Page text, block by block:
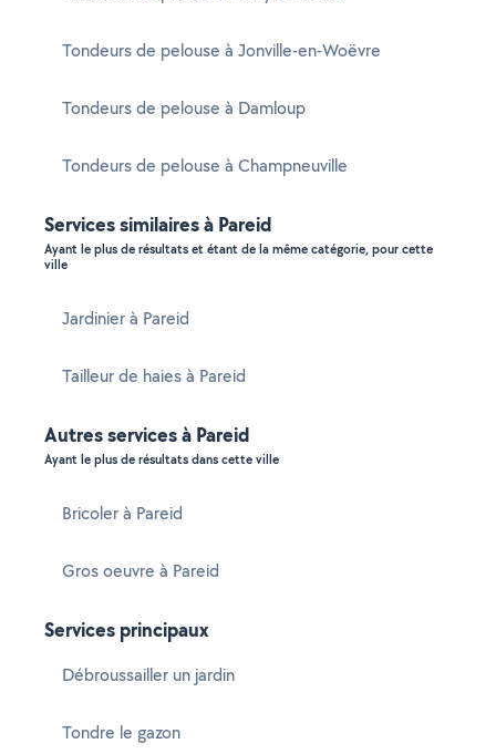
Tondeurs de pelouse à Jonville-en-Woëvre
Tondeurs de pelouse à Damloup
Tondeurs de pelouse à Champneuville
Services similaires à Pareid
Ayant le plus de résultats et étant de la même catégorie, pour cette
ville
Jardinier à Pareid
Tailleur de haies à Pareid
Autres services à Pareid
Ayant le plus de résultats dans cette ville
Bricoler à Pareid
Gros oeuvre à Pareid
Services principaux
Débroussailler un jardin
Tondre le gazon